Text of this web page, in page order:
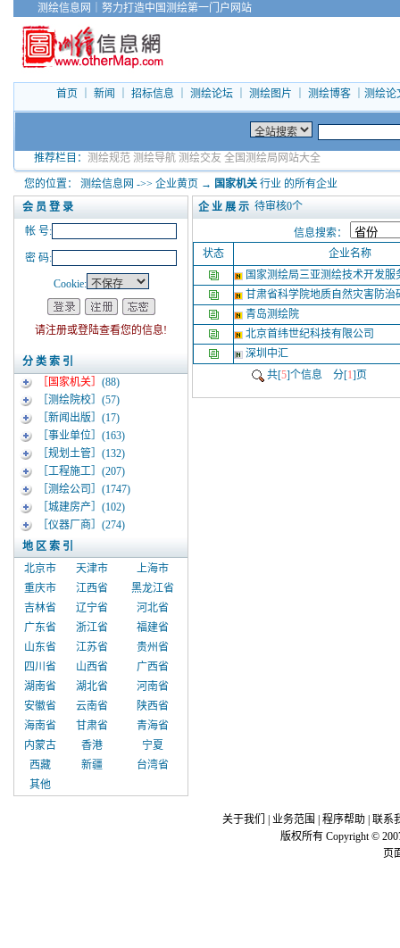
测绘信息网 努力打造中国测绘第一门户网站
首页 新闻 招标信息｜ 测绘论坛｜ 测绘图片 测绘博客｜ 测绘论
推荐栏目： 测绘规范 测绘导航 测绘交友 全国测绘局网站大全
您的位置： 测绘信息网 ->> 企业黄页 → 国家机关 行业 的所有企业
会 员 登 录
帐 号:
密 码:
Cookie:
请注册或登陆查看您的信息!
分 类 索 引
［国家机关］ (88)
［测绘院校］ (57)
［新闻出版］ (17)
［事业单位］ (163)
［规划土管］ (132)
［工程施工］ (207)
［测绘公司］ (1747)
［城建房产］ (102)
［仪器厂商］ (274)
地 区 索 引
北京市
天津市
上海市
重庆市
江西省
黑龙江省
吉林省
辽宁省
河北省
广东省
浙江省
福建省
山东省
江苏省
贵州省
四川省
山西省
广西省
湖南省
湖北省
河南省
安徽省
云南省
陕西省
海南省
甘肃省
青海省
内蒙古
香港
宁夏
西藏
新疆
台湾省
其他
企 业 展 示 待审核0个
信息搜索：
状态
企业名称
国家测绘局三亚测绘技术开发
甘肃省科学院地质自然灾害防
青岛测绘院
北京首纬世纪科技有限公司
深圳中汇
共[5]个信息 分[1]页
关于我们 业务范围 程序帮助 联系
版权所有 Copyright ©
页